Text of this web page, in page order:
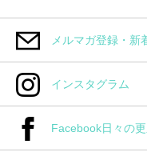
メルマガ登録・新
インスタグラム
Facebook日々の